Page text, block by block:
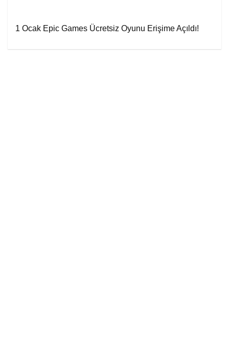
1 Ocak Epic Games Ücretsiz Oyunu Erişime Açıldı!